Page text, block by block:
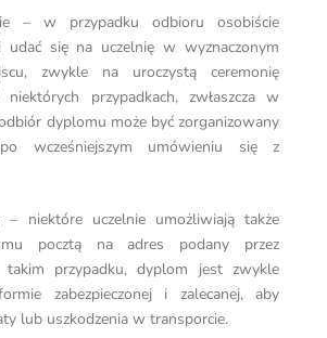
– w przypadku odbioru osobiście
udać się na uczelnię w wyznaczonym
zwykle na uroczystą ceremonię
przypadkach, zwłaszcza w
dyplomu może być zorganizowany
wcześniejszym umówieniu się z
– niektóre uczelnie umożliwiają także
pocztą na adres podany przez
przypadku, dyplom jest zwykle
zabezpieczonej i zalecanej, aby
lub uszkodzenia w transporcie.